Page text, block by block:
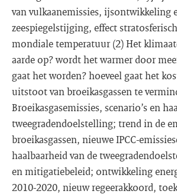
van vulkaanemissies, ijsontwikkeling
zeespiegelstijging, effect
mondiale temperatuur (2) Het
aarde op? wordt het warmer door
gaat het worden? hoeveel gaat het
uitstoot van broeikasgassen te
Broeikasgasemissies, scenario’s en
tweegradendoelstelling; trend in de
broeikasgassen, nieuwe IPCC-
haalbaarheid van de
en mitigatiebeleid; ontwikkeling
2010-2020, nieuw regeerakkoord,